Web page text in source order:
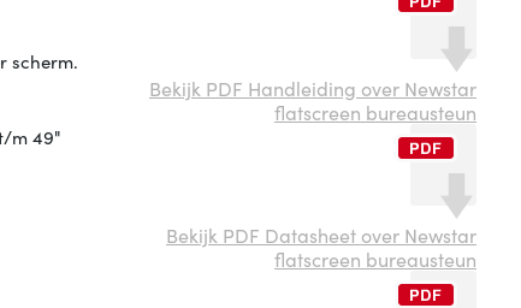
scherm.
m 49"
Bekijk PDF Handleiding over Newstar
flatscreen bureausteun
Bekijk PDF Datasheet over Newstar
flatscreen bureausteun